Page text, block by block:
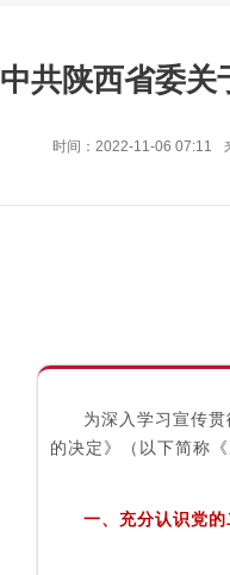
中共陕西省委关
时间：2022-11-06 07:11
为深入学习宣传
的决定》（以下简称
一、充分认识党